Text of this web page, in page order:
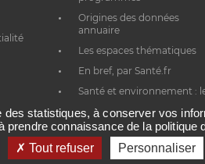
Origines des données
annuaire
Les espaces thématiques
En bref, par Santé.fr
Santé et environnement :
statistiques, à conserver vos
connaissance de la politique
Tout refuser Personnaliser